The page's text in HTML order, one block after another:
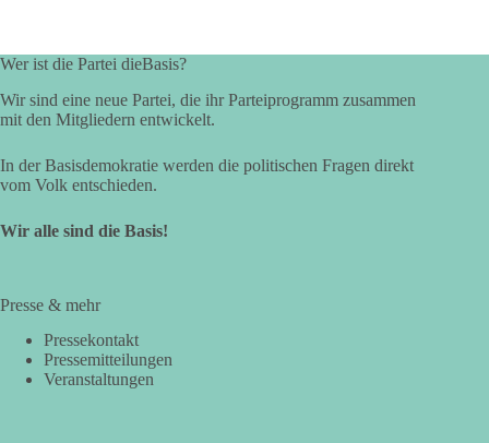
Wer ist die Partei dieBasis?
Wir sind eine neue Partei, die ihr Parteiprogramm zusammen
mit den Mitgliedern entwickelt.
In der Basisdemokratie werden die politischen Fragen direkt
vom Volk entschieden.
Wir alle sind die Basis!
Presse & mehr
Pressekontakt
Pressemitteilungen
Veranstaltungen